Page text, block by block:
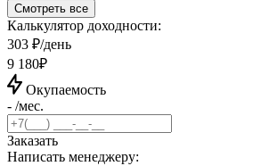
Смотреть все
Калькулятор доходности:
303 ₽/день
9 180₽
Окупаемость
- /мес.
Заказать
Написать менеджеру: